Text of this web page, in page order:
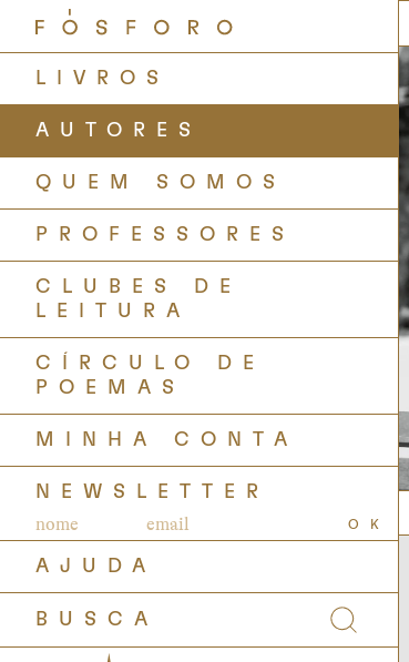
LIVROS
AUTORES
QUEM SOMOS
PROFESSORES
CLUBES DE
LEITURA
CÍRCULO DE
POEMAS
MINHA CONTA
NEWSLETTER
OK
AJUDA